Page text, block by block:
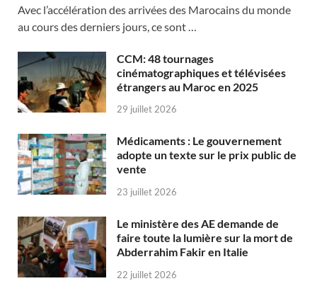
Avec l’accélération des arrivées des Marocains du monde
au cours des derniers jours, ce sont …
CCM: 48 tournages
cinématographiques et télévisées
étrangers au Maroc en 2025
29 juillet 2026
Médicaments : Le gouvernement
adopte un texte sur le prix public de
vente
23 juillet 2026
Le ministère des AE demande de
faire toute la lumière sur la mort de
Abderrahim Fakir en Italie
22 juillet 2026